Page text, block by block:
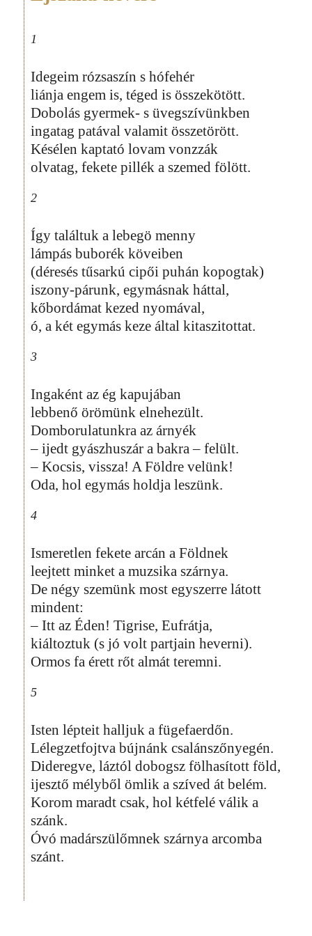
1
Idegeim rózsaszín s hófehér
liánja engem is, téged is összekötött.
Dobolás gyermek- s üvegszívünkben
ingatag patával valamit összetörött.
Késélen kaptató lovam vonzzák
olvatag, fekete pillék a szemed fölött.
2
Így találtuk a lebegö menny
lámpás buborék köveiben
(déresés tűsarkú cipői puhán kopogtak)
iszony-párunk, egymásnak háttal,
kőbordámat kezed nyomával,
ó, a két egymás keze által kitaszitottat.
3
Ingaként az ég kapujában
lebbenő örömünk elnehezült.
Domborulatunkra az árnyék
– ijedt gyászhuszár a bakra – felült.
– Kocsis, vissza! A Földre velünk!
Oda, hol egymás holdja leszünk.
4
Ismeretlen fekete arcán a Földnek
leejtett minket a muzsika szárnya.
De négy szemünk most egyszerre látott
mindent:
– Itt az Éden! Tigrise, Eufrátja,
kiáltoztuk (s jó volt partjain heverni).
Ormos fa érett rőt almát teremni.
5
Isten lépteit halljuk a fügefaerdőn.
Lélegzetfojtva bújnánk csalánszőnyegén.
Dideregve, láztól dobogsz fölhasított föld,
ijesztő mélyből ömlik a szíved át belém.
Korom maradt csak, hol kétfelé válik a
szánk.
Óvó madárszülőmnek szárnya arcomba
szánt.